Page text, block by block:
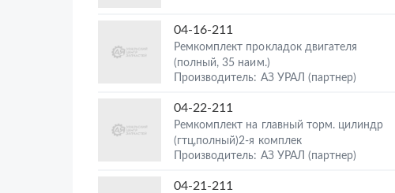
04-16-211
Ремкомплект прокладок двигателя
(полный, 35 наим.)
Производитель: АЗ УРАЛ (партнер)
04-22-211
Ремкомплект на главный торм. цилиндр
(гтц,полный)2-я комплек
Производитель: АЗ УРАЛ (партнер)
04-21-211